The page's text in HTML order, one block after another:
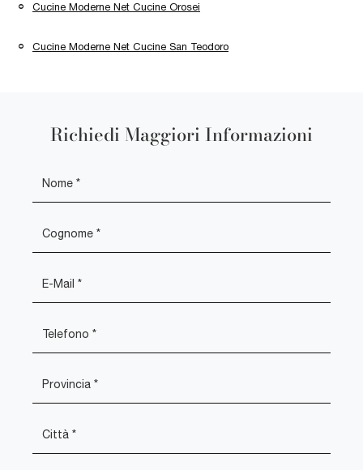
Cucine Moderne Net Cucine Orosei
Cucine Moderne Net Cucine San Teodoro
Richiedi Maggiori Informazioni